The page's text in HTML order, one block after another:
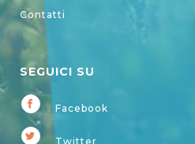
Contatti
SEGUICI SU
Facebook
Twitter